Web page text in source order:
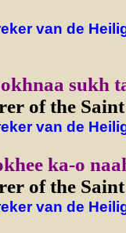
van de
sukh
of the
van de
ka-o
of the
van de